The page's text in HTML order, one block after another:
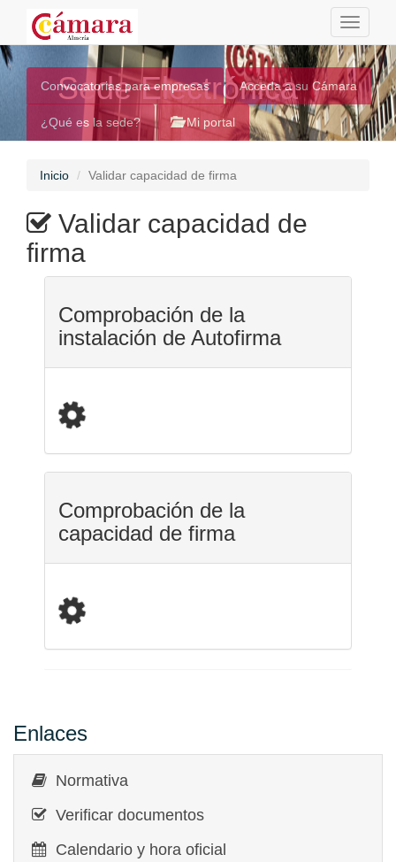
Toggle
Sede Electrónica
Convocatorias para empresas Acceda a su Cámara
¿Qué es la sede? Mi portal
Inicio Validar capacidad de firma
Validar capacidad de
firma
Comprobación de la
instalación de Autofirma
Comprobación de la
capacidad de firma
Enlaces
Normativa
Verificar documentos
Calendario y hora oficial